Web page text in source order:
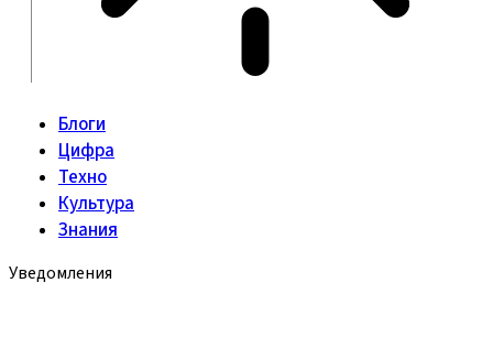
Блоги
Цифра
Техно
Культура
Знания
Уведомления